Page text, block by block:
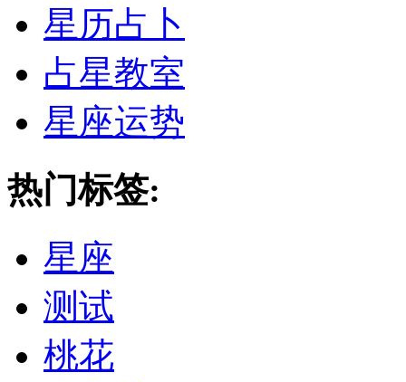
星历占卜
占星教室
星座运势
热门标签:
星座
测试
桃花